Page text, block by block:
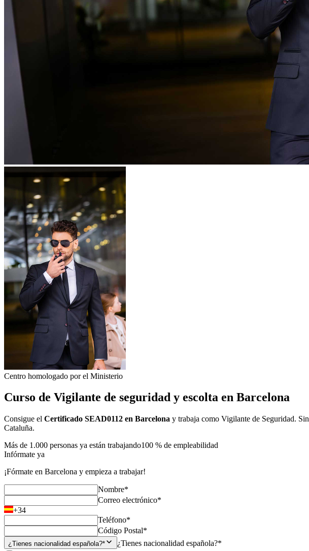
Centro homologado por el Ministerio
Curso de Vigilante de seguridad y escolta en Barcelona
Consigue el Certificado SEAD0112 en Barcelona y trabaja como Vigilante de Seguridad.
Cataluña.
Más de 1.000 personas ya están trabajando100 % de empleabilidad
Infórmate ya
¡Fórmate en Barcelona y empieza a trabajar!
Nombre*
Correo electrónico*
+34
Teléfono*
Código Postal*
¿Tienes nacionalidad española?* ¿Tienes nacionalidad española?*